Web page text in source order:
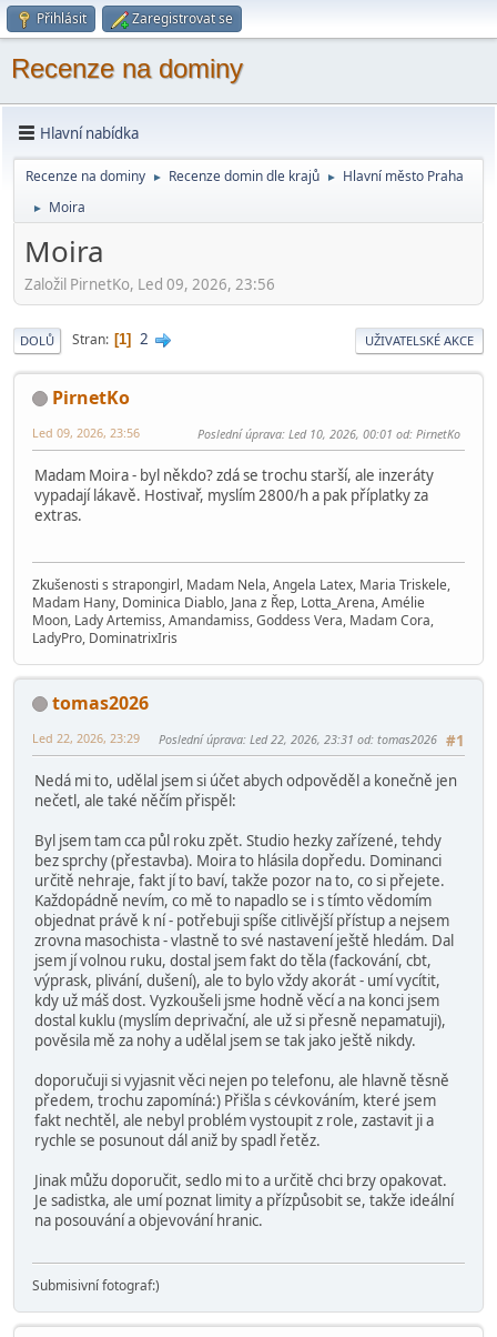
Přihlásit Zaregistrovat se
Recenze na dominy
Hlavní nabídka
Recenze na dominy ► Recenze domin dle krajů ► Hlavní město Praha
► Moira
Moira
Založil PirnetKo, Led 09, 2026, 23:56
DOLŮ Stran 1 2 UŽIVATELSKÉ AKCE
PirnetKo
Led 09, 2026, 23:56 Poslední úprava: Led 10, 2026, 00:01 od: PirnetKo
Madam Moira - byl někdo? zdá se trochu starší, ale inzeráty
vypadají lákavě. Hostivař, myslím 2800/h a pak příplatky za
extras.
Zkušenosti s strapongirl, Madam Nela, Angela Latex, Maria Triskele,
Madam Hany, Dominica Diablo, Jana z Řep, Lotta_Arena, Amélie
Moon, Lady Artemiss, Amandamiss, Goddess Vera, Madam Cora,
LadyPro, DominatrixIris
tomas2026
#1
Led 22, 2026, 23:29 Poslední úprava: Led 22, 2026, 23:31 od: tomas2026
Nedá mi to, udělal jsem si účet abych odpověděl a konečně jen
nečetl, ale také něčím přispěl:
Byl jsem tam cca půl roku zpět. Studio hezky zařízené, tehdy
bez sprchy (přestavba). Moira to hlásila dopředu. Dominanci
určitě nehraje, fakt jí to baví, takže pozor na to, co si přejete.
Každopádně nevím, co mě to napadlo se i s tímto vědomím
objednat právě k ní - potřebuji spíše citlivější přístup a nejsem
zrovna masochista - vlastně to své nastavení ještě hledám. Dal
jsem jí volnou ruku, dostal jsem fakt do těla (fackování, cbt,
výprask, plivání, dušení), ale to bylo vždy akorát - umí vycítit,
kdy už máš dost. Vyzkoušeli jsme hodně věcí a na konci jsem
dostal kuklu (myslím deprivační, ale už si přesně nepamatuji),
pověsila mě za nohy a udělal jsem se tak jako ještě nikdy.
doporučuji si vyjasnit věci nejen po telefonu, ale hlavně těsně
předem, trochu zapomíná:) Přišla s cévkováním, které jsem
fakt nechtěl, ale nebyl problém vystoupit z role, zastavit ji a
rychle se posunout dál aniž by spadl řetěz.
Jinak můžu doporučit, sedlo mi to a určitě chci brzy opakovat.
Je sadistka, ale umí poznat limity a přízpůsobit se, takže ideální
na posouvání a objevování hranic.
Submisivní fotograf:)